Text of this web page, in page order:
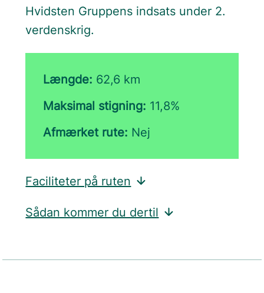
Hvidsten Gruppens indsats under 2.
verdenskrig.
Længde: 62,6 km
Maksimal stigning: 11,8%
Afmærket rute: Nej
Faciliteter på ruten
Sådan kommer du dertil